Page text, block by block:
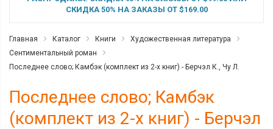
СКИДКА 50% НА ЗАКАЗЫ ОТ $169.00
Главная Каталог Книги
Художественная литература
Сентиментальный роман
Последнее слово; Камбэк (комплект из 2-х книг) - Берчэл К., Чу Л.
Последнее слово; Камбэк
(комплект из 2-х книг) - Берчэл